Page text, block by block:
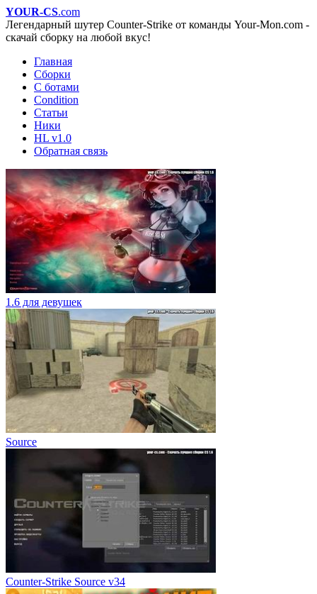
YOUR-CS.com
Легендарный шутер Counter-Strike от команды Your-Mon.com -
скачай сборку на любой вкус!
Главная
Сборки
С ботами
Condition
Статьи
Ники
HL v1.0
Обратная связь
1.6 для девушек
Source
Counter-Strike Source v34